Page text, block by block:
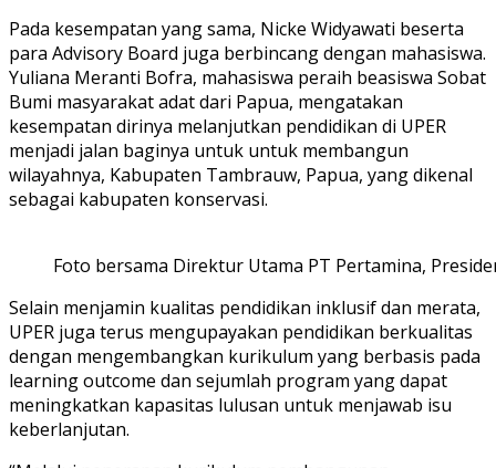
Pada kesempatan yang sama, Nicke Widyawati beserta
para Advisory Board juga berbincang dengan mahasiswa.
Yuliana Meranti Bofra, mahasiswa peraih beasiswa Sobat
Bumi masyarakat adat dari Papua, mengatakan
kesempatan dirinya melanjutkan pendidikan di UPER
menjadi jalan baginya untuk untuk membangun
wilayahnya, Kabupaten Tambrauw, Papua, yang dikenal
sebagai kabupaten konservasi.
Foto bersama Direktur Utama PT Pertamina,
Selain menjamin kualitas pendidikan inklusif dan merata,
UPER juga terus mengupayakan pendidikan berkualitas
dengan mengembangkan kurikulum yang berbasis pada
learning outcome dan sejumlah program yang dapat
meningkatkan kapasitas lulusan untuk menjawab isu
keberlanjutan.